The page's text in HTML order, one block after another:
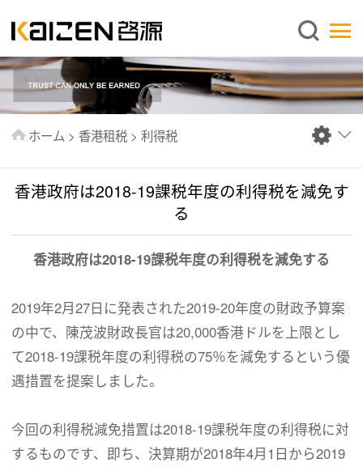
日本語
企業情報
事業内容
ニュース
出版物
よくあるご質問
ホーム > 香港租税 > 利得税
香港政府は2018-19課税年度の利得税を減免す
る
香港政府は2018-19課税年度の利得税を減免する
2019年2月27日に発表された2019-20年度の財政予算案
の中で、陳茂波財政長官は20,000香港ドルを上限とし
て2018-19課税年度の利得税の75％を減免するという優
遇措置を提案しました。
今回の利得税減免措置は2018-19課税年度の利得税に対
するものです、即ち、決算期が2018年4月1日から2019